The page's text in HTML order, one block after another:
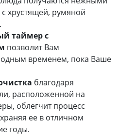
хрустящей, румяной
таймер с
позволит Вам
временем, пока Ваше
благодаря
расположенной на
облегчит процесс
ее в отличном
годы.